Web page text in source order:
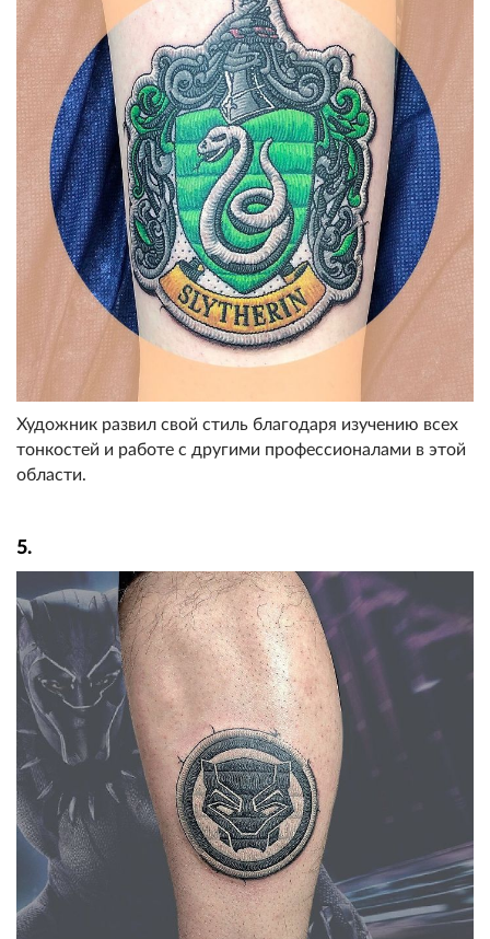
Художник развил свой стиль благодаря изучению всех
тонкостей и работе с другими профессионалами в этой
области.
5.